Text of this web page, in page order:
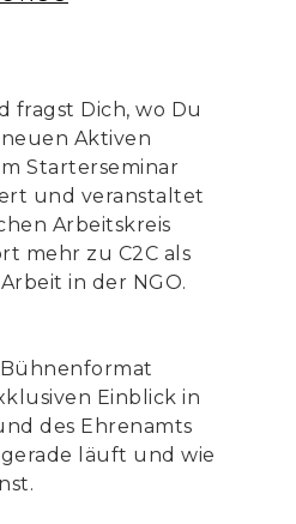
fragst Dich, wo Du
Aktiven
Starterseminar
und veranstaltet
Arbeitskreis
mehr zu C2C als
in der NGO.
Einblick in
des Ehrenamts
läuft und wie